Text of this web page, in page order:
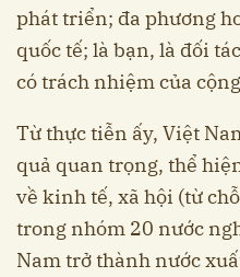
phát triển; đa phương
quốc tế; là bạn, là đối
có trách nhiệm của
Từ thực tiễn ấy, Việt
quả quan trọng, thể
về kinh tế, xã hội (từ
trong nhóm 20 nước
Nam trở thành nước